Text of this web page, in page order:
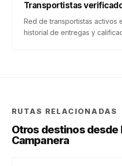
Transportistas
Red de transportistas activos
historial de entregas y
RUTAS RELACIONADAS
Otros destinos desde
Campanera